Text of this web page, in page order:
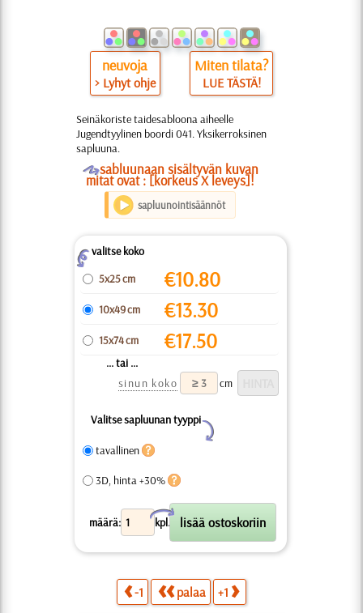
neuvoja
> Lyhyt ohje
Miten tilata?
LUE TÄSTÄ!
Seinäkoriste taidesabloona aiheelle
Jugendtyylinen boordi 041. Yksikerroksinen
sapluuna.
Osabluunaan sisältyvän kuvan
mitat ovat : [korkeus X leveys]!
sapluunointisäännöt
Zvalitse koko
5x25 cm
€10.80
10x49 cm €13.30
15x74 cm €17.50
... tai ...
sinun koko
cm
Valitse sapluunan tyyppi
Y
tavallinen
3D, hinta +30%
määrä: kpl.
X
-1 palaa +1